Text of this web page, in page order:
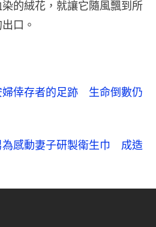
的絨花，就讓它隨風飄到所
口。
婦倖存者的足跡　生命倒數仍
感動妻子研製衛生巾　成造